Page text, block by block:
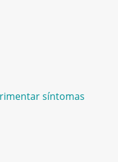
síntomas